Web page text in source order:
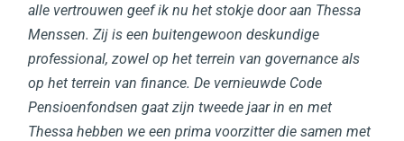
alle vertrouwen geef ik nu het stokje door aan Thessa
Menssen. Zij is een buitengewoon deskundige
professional, zowel op het terrein van governance als
op het terrein van finance. De vernieuwde Code
Pensioenfondsen gaat zijn tweede jaar in en met
Thessa hebben we een prima voorzitter die samen met